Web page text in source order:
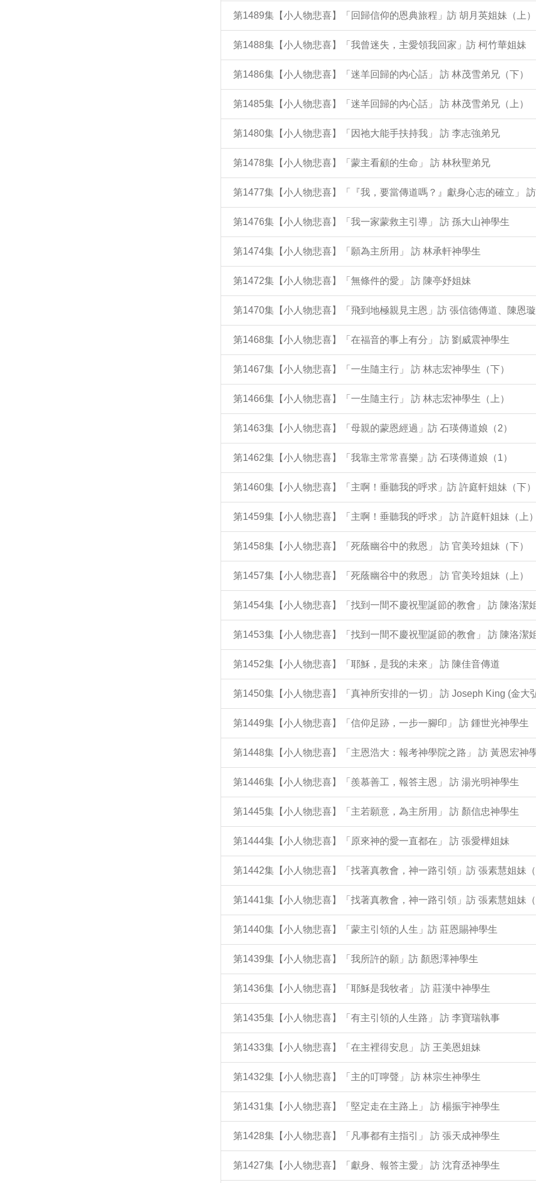
第1489集【小人物悲喜】「回歸信仰的恩典旅程」訪 胡月英姐妹（上）
第1488集【小人物悲喜】「我曾迷失，主愛領我回家」訪 柯竹華姐妹
第1486集【小人物悲喜】「迷羊回歸的內心話」 訪 林茂雪弟兄（下）
第1485集【小人物悲喜】「迷羊回歸的內心話」 訪 林茂雪弟兄（上）
第1480集【小人物悲喜】「因祂大能手扶持我」 訪 李志強弟兄
第1478集【小人物悲喜】「蒙主看顧的生命」 訪 林秋聖弟兄
第1477集【小人物悲喜】「『我，要當傳道嗎？』獻身心志的確立」
第1476集【小人物悲喜】「我一家蒙救主引導」 訪 孫大山神學生
第1474集【小人物悲喜】「願為主所用」 訪 林承軒神學生
第1472集【小人物悲喜】「無條件的愛」 訪 陳亭妤姐妹
第1470集【小人物悲喜】「飛到地極親見主恩」訪 張信德傳道、陳恩
第1468集【小人物悲喜】「在福音的事上有分」 訪 劉威震神學生
第1467集【小人物悲喜】「一生隨主行」 訪 林志宏神學生（下）
第1466集【小人物悲喜】「一生隨主行」 訪 林志宏神學生（上）
第1463集【小人物悲喜】「母親的蒙恩經過」訪 石瑛傳道娘（2）
第1462集【小人物悲喜】「我靠主常常喜樂」訪 石瑛傳道娘（1）
第1460集【小人物悲喜】「主啊！垂聽我的呼求」訪 許庭軒姐妹（下）
第1459集【小人物悲喜】「主啊！垂聽我的呼求」 訪 許庭軒姐妹（上）
第1458集【小人物悲喜】「死蔭幽谷中的救恩」 訪 官美玲姐妹（下）
第1457集【小人物悲喜】「死蔭幽谷中的救恩」 訪 官美玲姐妹（上）
第1454集【小人物悲喜】「找到一間不慶祝聖誕節的教會」 訪 陳洛潔
第1453集【小人物悲喜】「找到一間不慶祝聖誕節的教會」 訪 陳洛潔
第1452集【小人物悲喜】「耶穌，是我的未來」 訪 陳佳音傳道
第1450集【小人物悲喜】「真神所安排的一切」 訪 Joseph King (金大
第1449集【小人物悲喜】「信仰足跡，一步一腳印」 訪 鍾世光神學生
第1448集【小人物悲喜】「主恩浩大：報考神學院之路」 訪 黃恩宏神
第1446集【小人物悲喜】「羨慕善工，報答主恩」 訪 湯光明神學生
第1445集【小人物悲喜】「主若願意，為主所用」 訪 顏信忠神學生
第1444集【小人物悲喜】「原來神的愛一直都在」 訪 張愛樺姐妹
第1442集【小人物悲喜】「找著真教會，神一路引領」訪 張素慧姐妹（
第1441集【小人物悲喜】「找著真教會，神一路引領」訪 張素慧姐妹（
第1440集【小人物悲喜】「蒙主引領的人生」訪 莊恩賜神學生
第1439集【小人物悲喜】「我所許的願」訪 顏恩澤神學生
第1436集【小人物悲喜】「耶穌是我牧者」 訪 莊漢中神學生
第1435集【小人物悲喜】「有主引領的人生路」 訪 李寶瑞執事
第1433集【小人物悲喜】「在主裡得安息」 訪 王美恩姐妹
第1432集【小人物悲喜】「主的叮嚀聲」 訪 林宗生神學生
第1431集【小人物悲喜】「堅定走在主路上」 訪 楊振宇神學生
第1428集【小人物悲喜】「凡事都有主指引」 訪 張天成神學生
第1427集【小人物悲喜】「獻身、報答主愛」 訪 沈育丞神學生